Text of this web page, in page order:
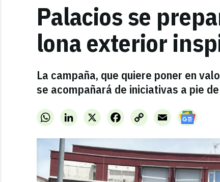
Palacios se
lona exterior
La campaña, que quiere poner en
se acompañará de iniciativas a pie
WhatsAppLinkedInX FacebookCopy
Link
Email